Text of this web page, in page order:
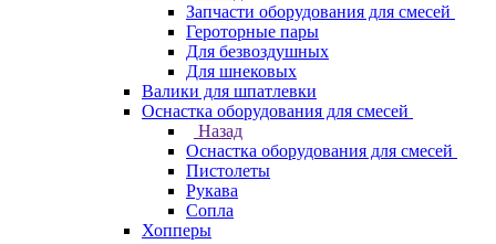
Запчасти оборудования для смесей
Героторные пары
Для безвоздушных
Для шнековых
Валики для шпатлевки
Оснастка оборудования для смесей
Назад
Оснастка оборудования для смесей
Пистолеты
Рукава
Сопла
Хопперы